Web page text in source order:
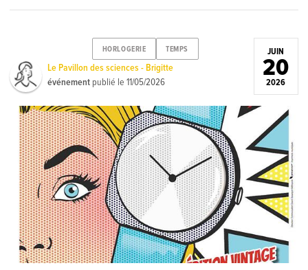
HORLOGERIE TEMPS
Le Pavillon des sciences - Brigitte
événement publié le11/05/2026
JUIN
20
2026